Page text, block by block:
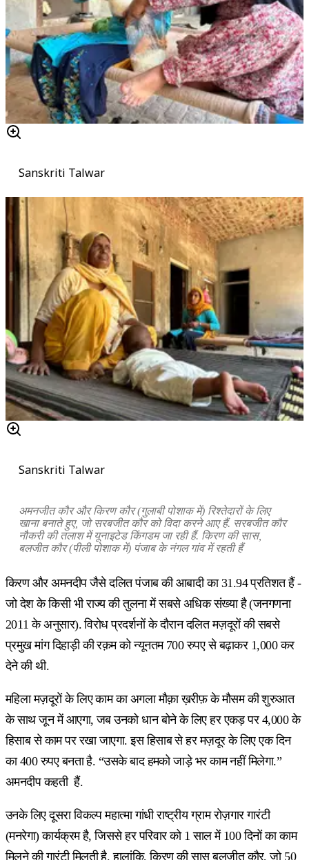
Sanskriti Talwar
Sanskriti Talwar
अमनजीत कौर और किरण कौर (गुलाबी पोशाक में) रिश्तेदारों के लिए
खाना बनाते हुए, जो सरबजीत कौर को विदा करने आए हैं. सरबजीत कौर
नौकरी की तलाश में यूनाइटेड किंगडम जा रही हैं. किरण की सास,
बलजीत कौर (पीली पोशाक में) पंजाब के नंगल गांव में रहती हैं
किरण और अमनदीप जैसे दलित पंजाब की आबादी का 31.94 प्रतिशत हैं -
जो देश के किसी भी राज्य की तुलना में सबसे अधिक संख्या है (जनगणना
2011 के अनुसार). विरोध प्रदर्शनों के दौरान दलित मज़दूरों की सबसे
प्रमुख मांग दिहाड़ी की रक़म को न्यूनतम 700 रुपए से बढ़ाकर 1,000 कर
देने की थी.
महिला मज़दूरों के लिए काम का अगला मौक़ा ख़रीफ़ के मौसम की शुरुआत
के साथ जून में आएगा, जब उनको धान बोने के लिए हर एकड़ पर 4,000 के
हिसाब से काम पर रखा जाएगा. इस हिसाब से हर मज़दूर के लिए एक दिन
का 400 रुपए बनता है. “उसके बाद हमको जाड़े भर काम नहीं मिलेगा.”
अमनदीप कहती हैं.
उनके लिए दूसरा विकल्प महात्मा गांधी राष्ट्रीय ग्राम रोज़गार गारंटी
(मनरेगा) कार्यक्रम है, जिससे हर परिवार को 1 साल में 100 दिनों का काम
मिलने की गारंटी मिलती है. हालांकि, किरण की सास बलजीत कौर, जो 50